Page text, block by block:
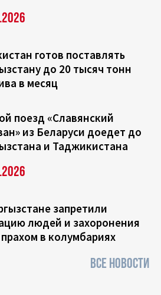
готов поставлять
до 20 тысяч тонн
в месяц
поезд «Славянский
из Беларуси доедет до
и Таджикистана
запретили
людей и захоронения
прахом в колумбариях
ВСЕ НОВОСТИ